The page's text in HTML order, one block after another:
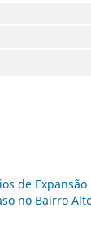
de Expansão
no Bairro